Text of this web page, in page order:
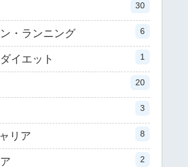
30
・ランニング 6
イエット 1
20
3
リア 8
2